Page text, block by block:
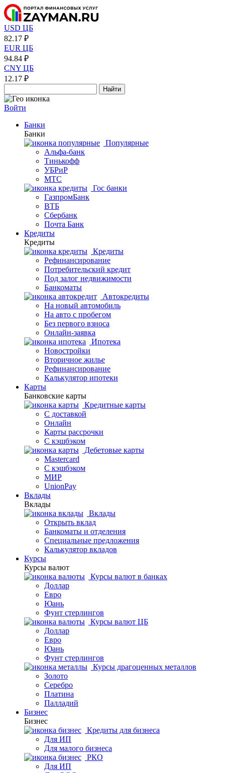
USD ЦБ
82.17 ₽
EUR ЦБ
94.84 ₽
CNY ЦБ
12.17 ₽
Найти
Войти
Банки
Банки
Популярные
Альфа-банк
Тинькофф
УБРиР
МТС
Гос банки
ГазпромБанк
ВТБ
Сбербанк
Почта Банк
Кредиты
Кредиты
Кредиты
Рефинансирование
Потребительский кредит
Под залог недвижимости
Банкоматы
Автокредиты
На новый автомобиль
На авто с пробегом
Без первого взноса
Онлайн-заявка
Ипотека
Новостройки
Вторичное жилье
Рефинансирование
Калькулятор ипотеки
Карты
Банковские карты
Кредитные карты
С доставкой
Онлайн
Карты рассрочки
С кэшбэком
Дебетовые карты
Mastercard
С кэшбэком
МИР
UnionPay
Вклады
Вклады
Вклады
Открыть вклад
Банкоматы и отделения
Специальные предложения
Калькулятор вкладов
Курсы
Курсы валют
Курсы валют в банках
Доллар
Евро
Юань
Фунт стерлингов
Курсы валют ЦБ
Доллар
Евро
Юань
Фунт стерлингов
Курсы драгоценных металлов
Золото
Серебро
Платина
Палладий
Бизнес
Бизнес
Кредиты для бизнеса
Для ИП
Для малого бизнеса
РКО
Для ИП